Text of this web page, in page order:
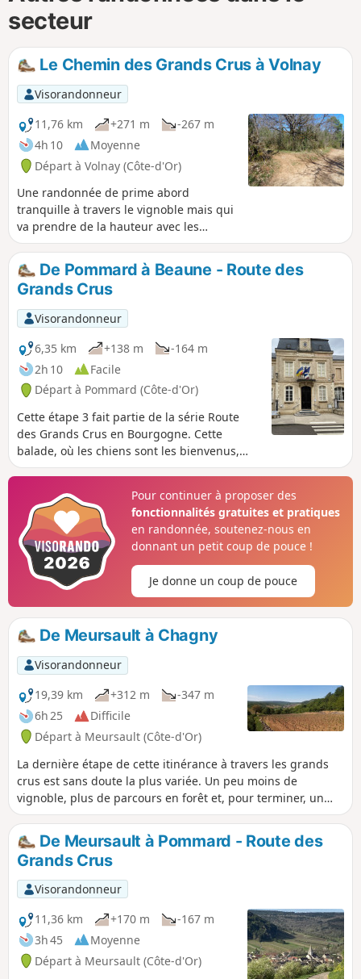
secteur
Le Chemin des Grands Crus à Volnay
Visorandonneur
11,76 km
+271 m
-267 m
4h 10
Moyenne
Départ à Volnay (Côte-d'Or)
Une randonnée de prime abord
tranquille à travers le vignoble mais qui
va prendre de la hauteur avec les
sentiers pierreux et plein de charme de
la Montagne d'Auxey.
De Pommard à Beaune - Route des
Grands Crus
Visorandonneur
6,35 km
+138 m
-164 m
2h 10
Facile
Départ à Pommard (Côte-d'Or)
Cette étape 3 fait partie de la série Route
des Grands Crus en Bourgogne. Cette
balade, où les chiens sont les bienvenus,
part du centre de Pommard et monte dans
bois, pour finir dans la banlieue de Beaune,
dans le charmant parc de la Bouzaise. Si tu
le souhaites, tu peux faire une boucle facile
pour revenir au point de départ.
Pour continuer à proposer des
fonctionnalités gratuites et pratiques
en randonnée, soutenez-nous en
donnant un petit coup de pouce !
Je donne un coup de pouce
De Meursault à Chagny
Visorandonneur
19,39 km
+312 m
-347 m
6h 25
Difficile
Départ à Meursault (Côte-d'Or)
La dernière étape de cette itinérance à travers les grands
crus est sans doute la plus variée. Un peu moins de
vignoble, plus de parcours en forêt et, pour terminer, un
agréable cheminement le long du Canal du Centre.
De Meursault à Pommard - Route des
Grands Crus
Visorandonneur
11,36 km
+170 m
-167 m
3h 45
Moyenne
Départ à Meursault (Côte-d'Or)